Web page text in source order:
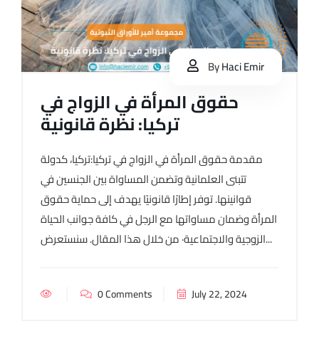
ByHaci Emir
حقوق المرأة في الزواج في
تركيا: نظرة قانونية
مقدمة حقوق المرأة في الزواج في تركيا:تركيا، كدولة
تتبنى العلمانية وتضمن المساواة بين الجنسين في
قوانينها. توفر إطارًا قانونيًا يهدف إلى حماية حقوق
المرأة وضمان مساواتها مع الرجل في كافة جوانب الحياة
الزوجية والاجتماعية· من خلال هذا المقال. سنستعرض...
0 Comments July 22, 2024